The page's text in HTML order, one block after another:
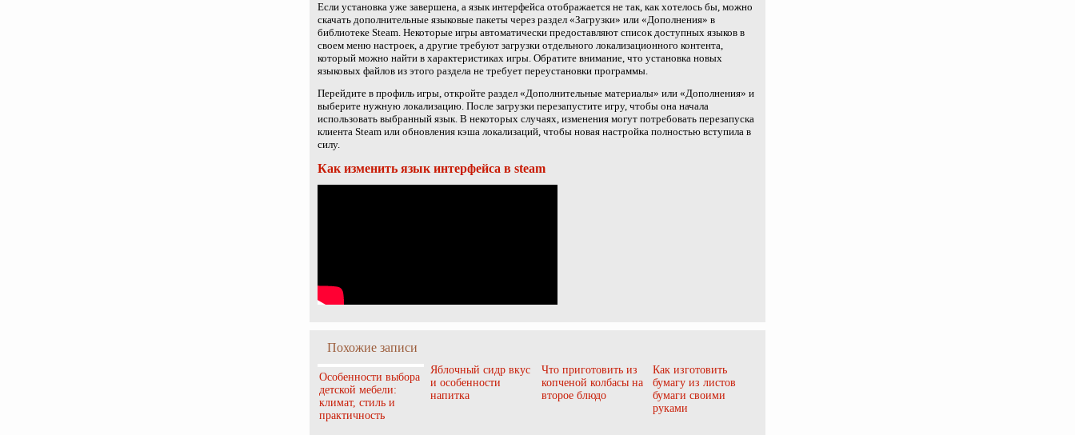
Если установка уже завершена, а язык интерфейса отображается не так, как хотелось бы, можно
скачать дополнительные языковые пакеты через раздел «Загрузки» или «Дополнения» в
библиотеке Steam. Некоторые игры автоматически предоставляют список доступных языков в
своем меню настроек, а другие требуют загрузки отдельного локализационного контента,
который можно найти в характеристиках игры. Обратите внимание, что установка новых
языковых файлов из этого раздела не требует переустановки программы.
Перейдите в профиль игры, откройте раздел «Дополнительные материалы» или «Дополнения» и
выберите нужную локализацию. После загрузки перезапустите игру, чтобы она начала
использовать выбранный язык. В некоторых случаях, изменения могут потребовать перезапуска
клиента Steam или обновления кэша локализаций, чтобы новая настройка полностью вступила в
силу.
Как изменить язык интерфейса в steam
Похожие записи
Особенности выбора
детской мебели:
климат, стиль и
практичность
Яблочный сидр вкус
и особенности
напитка
Что приготовить из
копченой колбасы на
второе блюдо
Как изготовить
бумагу из листов
бумаги своими
руками